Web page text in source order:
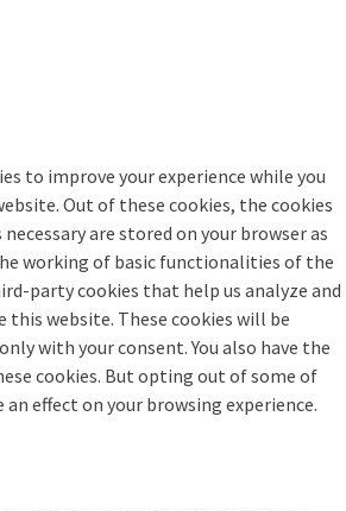
to improve your experience while you
Out of these cookies, the cookies
are stored on your browser as
working of basic functionalities of the
party cookies that help us analyze and
this website. These cookies will be
with your consent. You also have the
cookies. But opting out of some of
an effect on your browsing experience.